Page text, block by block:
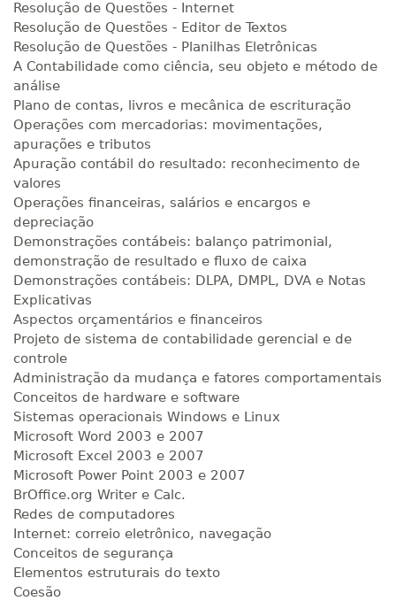
Resolução de Questões - Internet
Resolução de Questões - Editor de Textos
Resolução de Questões - Planilhas Eletrônicas
A Contabilidade como ciência, seu objeto e método de
análise
Plano de contas, livros e mecânica de escrituração
Operações com mercadorias: movimentações,
apurações e tributos
Apuração contábil do resultado: reconhecimento de
valores
Operações financeiras, salários e encargos e
depreciação
Demonstrações contábeis: balanço patrimonial,
demonstração de resultado e fluxo de caixa
Demonstrações contábeis: DLPA, DMPL, DVA e Notas
Explicativas
Aspectos orçamentários e financeiros
Projeto de sistema de contabilidade gerencial e de
controle
Administração da mudança e fatores comportamentais
Conceitos de hardware e software
Sistemas operacionais Windows e Linux
Microsoft Word 2003 e 2007
Microsoft Excel 2003 e 2007
Microsoft Power Point 2003 e 2007
BrOffice.org Writer e Calc.
Redes de computadores
Internet: correio eletrônico, navegação
Conceitos de segurança
Elementos estruturais do texto
Coesão